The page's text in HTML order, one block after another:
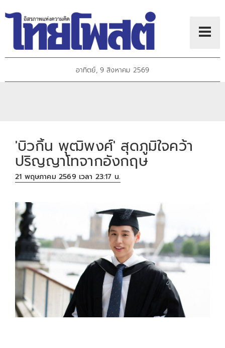
อาทิตย์, 9 สิงหาคม 2569
'บิวกิ้น พุฒิพงศ์' สุดภูมิใจคว้า
ปริญญาโทจากอังกฤษ
21 พฤษภาคม 2569 เวลา 23:17 น.